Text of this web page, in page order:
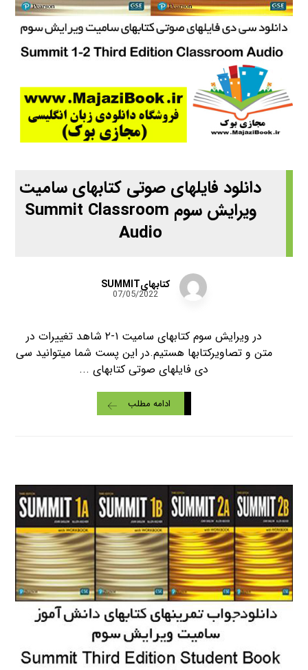
دانلود فایلهای صوتی کتابهای سامیت
ویرایش سوم Summit Classroom
Audio
کتابهایSUMMIT
07/05/2022
در ویرایش سوم کتابهای سامیت ۱-۲ شاهد تغییرات در
متن و تصاویرکتابها هستیم.در این پست شما میتوانید سی
دی فایلهای صوتی کتابهای ...
ادامه مطلب